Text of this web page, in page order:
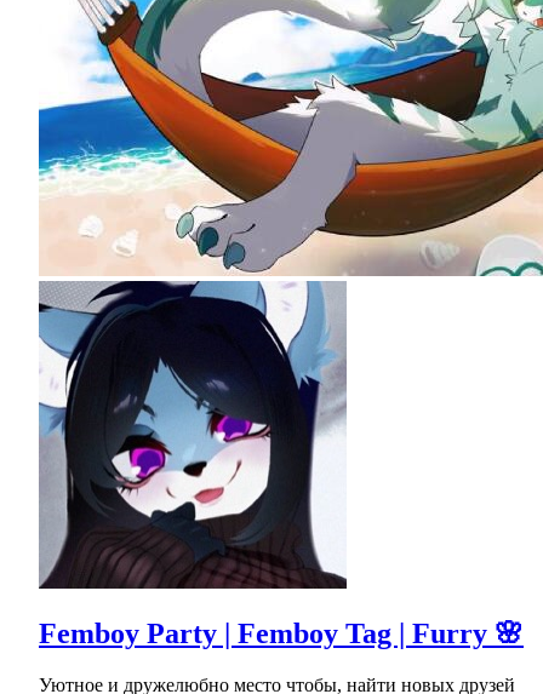
Femboy Party | Femboy Tag | Furry 🌸
Уютное и дружелюбно место чтобы, найти новых друзей